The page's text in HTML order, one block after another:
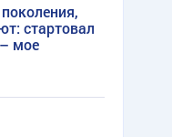
стартовал
мое